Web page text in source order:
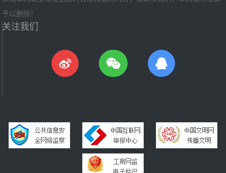
予以删除！
关注我们